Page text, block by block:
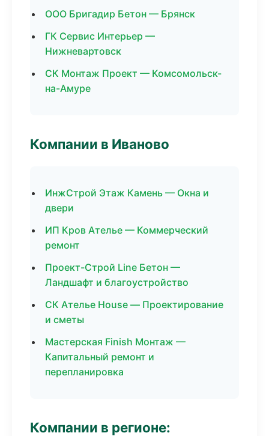
ООО Бригадир Бетон — Брянск
ГК Сервис Интерьер —
Нижневартовск
СК Монтаж Проект — Комсомольск-
на-Амуре
Компании в Иваново
ИнжСтрой Этаж Камень — Окна и
двери
ИП Кров Ателье — Коммерческий
ремонт
Проект-Строй Line Бетон —
Ландшафт и благоустройство
СК Ателье House — Проектирование
и сметы
Мастерская Finish Монтаж —
Капитальный ремонт и
перепланировка
Компании в регионе: